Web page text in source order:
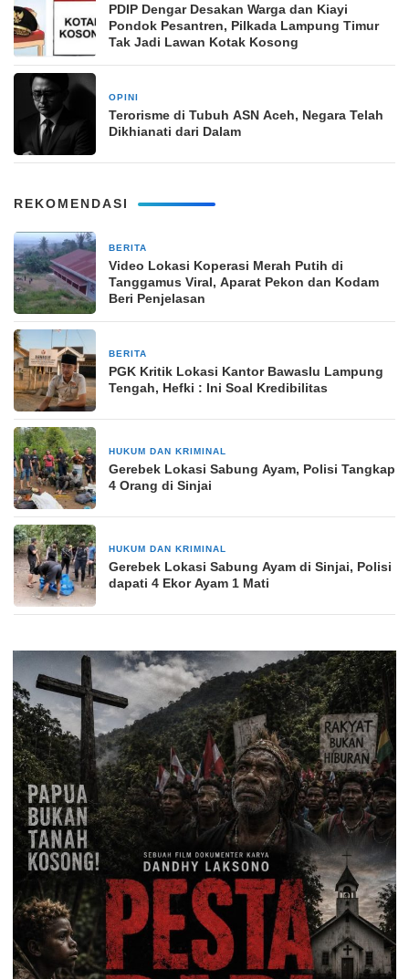
PDIP Dengar Desakan Warga dan Kiayi
Pondok Pesantren, Pilkada Lampung Timur
Tak Jadi Lawan Kotak Kosong
OPINI
Terorisme di Tubuh ASN Aceh, Negara Telah
Dikhianati dari Dalam
REKOMENDASI
BERITA
Video Lokasi Koperasi Merah Putih di
Tanggamus Viral, Aparat Pekon dan Kodam
Beri Penjelasan
BERITA
PGK Kritik Lokasi Kantor Bawaslu Lampung
Tengah, Hefki : Ini Soal Kredibilitas
HUKUM DAN KRIMINAL
Gerebek Lokasi Sabung Ayam, Polisi Tangkap
4 Orang di Sinjai
HUKUM DAN KRIMINAL
Gerebek Lokasi Sabung Ayam di Sinjai, Polisi
dapati 4 Ekor Ayam 1 Mati